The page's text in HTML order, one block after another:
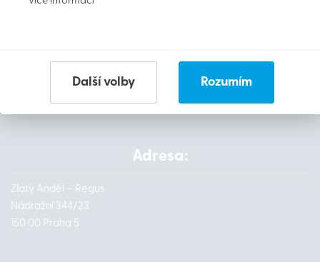
Adresa:
Zlatý Anděl – Regus
Nádražní 344/23
150 00 Praha 5
Další volby Rozumím